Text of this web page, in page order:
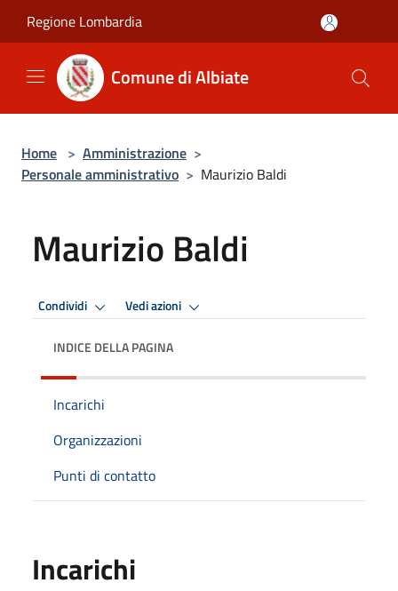
Regione Lombardia
Comune di Albiate
Home > Amministrazione >
Personale amministrativo > Maurizio Baldi
Maurizio Baldi
Condividi Vedi azioni
INDICE DELLA PAGINA
Incarichi
Organizzazioni
Punti di contatto
Incarichi